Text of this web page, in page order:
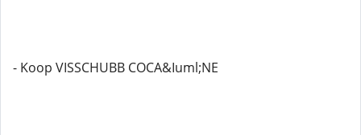
- Koop VISSCHUBB COCA&Iuml;NE